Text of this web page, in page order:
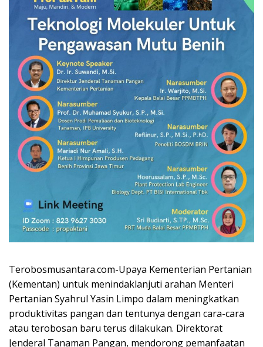
Terobosmusantara.com-Upaya Kementerian Pertanian
(Kementan) untuk menindaklanjuti arahan Menteri
Pertanian Syahrul Yasin Limpo dalam meningkatkan
produktivitas pangan dan tentunya dengan cara-cara
atau terobosan baru terus dilakukan. Direktorat
Jenderal Tanaman Pangan, mendorong pemanfaatan